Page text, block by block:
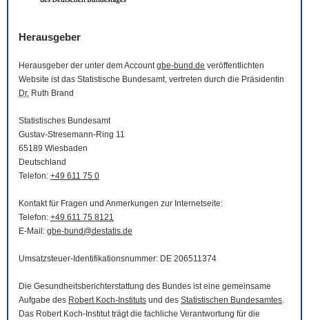
Herausgeber
Herausgeber der unter dem Accountgbe-bund.de veröffentlichten
Website ist das Statistische Bundesamt, vertreten durch die Präsidentin
Dr. Ruth Brand
Statistisches Bundesamt
Gustav-Stresemann-Ring 11
65189 Wiesbaden
Deutschland
Telefon: +49 611 75 0
Kontakt für Fragen und Anmerkungen zur Internetseite:
Telefon: +49 611 75 8121
E-Mail : gbe-bund@destatis.de
Umsatzsteuer-Identifikationsnummer: DE 206511374
Die Gesundheitsberichterstattung des Bundes ist eine gemeinsame
Aufgabe des Robert Koch-Instituts und des Statistischen Bundesamtes.
Das Robert Koch-Institut trägt die fachliche Verantwortung für die